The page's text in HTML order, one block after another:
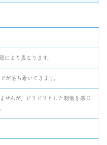
より異なります。
が落ち着いてきます。
せんが、ピリピリとした刺激を感じ